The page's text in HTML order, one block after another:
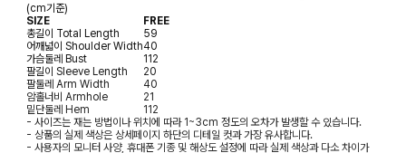
(cm기준)
SIZE
FREE
총길이 Total Length
59
어깨넓이 Shoulder Width40
가슴둘레 Bust
112
팔길이 Sleeve Length
20
팔둘레 Arm Width
40
암홀너비 Armhole
21
밑단둘레 Hem
112
- 사이즈는 재는 방법이나 위치에 따라 1~3cm 정도의 오차가 발생할 수 있습니다.
- 상품의 실제 색상은 상세페이지 하단의 디테일 컷과 가장 유사합니다.
- 사용자의 모니터 사양, 휴대폰 기종 및 해상도 설정에 따라 실제 색상과 다소 차이가